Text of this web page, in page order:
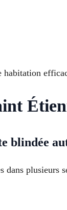
habitation
blindée
plusieurs